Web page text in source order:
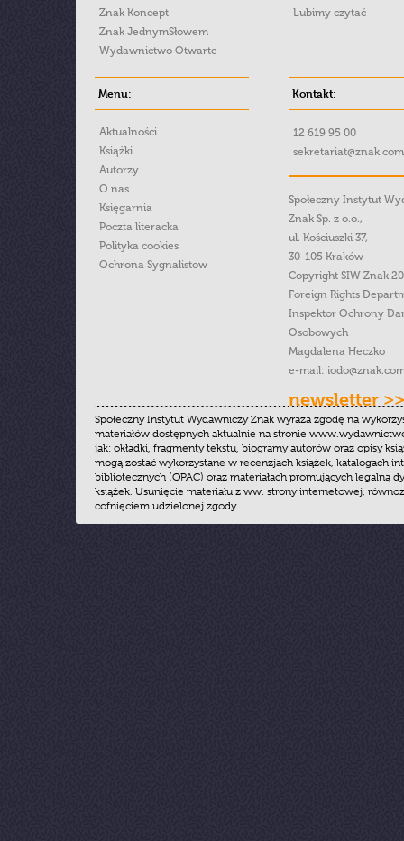
Znak Koncept
Znak JednymSłowem
Wydawnictwo Otwarte
Lubimy czytać
Menu:
Aktualności
Książki
Autorzy
O nas
Księgarnia
Poczta literacka
Polityka cookies
Ochrona Sygnalistow
Kontakt:
12 619 95 00
Społeczny Instytut
Znak Sp. z o.o.,
ul. Kościuszki 37,
30-105 Kraków
Copyright SIW Znak
Foreign Rights
Inspektor Ochrony
Osobowych
Magdalena Heczko
e-mail:
newsletter >>
Społeczny Instytut Wydawniczy Znak wyraża zgodę na
materiałów dostępnych aktualnie na stronie
jak: okładki, fragmenty tekstu, biogramy autorów oraz opisy
mogą zostać wykorzystane w recenzjach książek, katalogach
bibliotecznych (OPAC) oraz materiałach promujących legalną
książek. Usunięcie materiału z ww. strony internetowej,
cofnięciem udzielonej zgody.